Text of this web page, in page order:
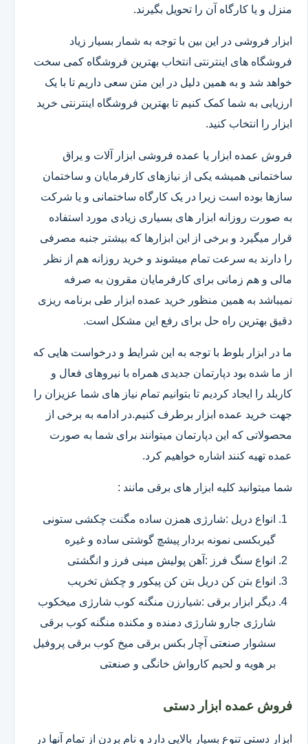
منزل و یا کارگاه آن را تحویل بگیرند.
ابزار فروشی در این بین با توجه به شمار بسیار زیاد
فروشگاه های اینترنتی انتخاب بهترین فروشگاه کمی سخت
خواهد شد و به همین دلیل در این متن سعی داریم تا با یک
ارزیابی به شما کمک کنیم تا بهترین فروشگاه اینترنتی خرید
ابزار را انتخاب کنید.
فروش عمده ابزار یا عمده فروشی ابزار آلات و یراق
ساختمانی همیشه یکی از نیازهای کارفرمایان و ساختمان
سازها بوده است زیرا در یک کارگاه ساختمانی و یا شرکت
به صورت روزانه ابزار های بسیاری زیادی مورد استفاده
قرار میگیرد و برخی از این ابزارها که بیشتر جنبه مصرفی
را دارند به سرعت تمام میشوند و خرید روزانه هم از نظر
مالی و هم زمانی برای کارفرمایان مقرون به صرفه
نمیباشد به همین منظور خرید عمده ابزار طی برنامه ریزی
دقیق بهترین راه حل برای رفع این مشکل است.
ما در ابزار بلوط با توجه به این شرایط و درخواست هایی که
از ما شده بود دپارتمان جدیدی همراه با نیروهای فعال و
کاربلد را ایجاد کردیم تا بتوانیم تمام نیاز های شما عزیزان را
جهت خرید عمده ابزار برطرف کنیم.در ادامه به برخی از
محصولاتی که این دپارتمان میتوانند برای شما به صورت
عمده تهیه کنند اشاره خواهیم کرد.
شما میتوانید کلیه ابزار های برقی مانند :
انواع دریل :شارژی همزن ساده مگنت چکشی ستونی
گیربکسی نمونه بردار پیشچ گوشتی ساده و غیره
انواع سنگ فرز :آهن پولیش مینی فرز و انگشتی
انواع بتن کن دریل بتن کن پیکور و چکش تخریب
دیگر ابزار برقی :شیارزن منگنه کوب شارژی میخکوب
شارژی جارو شارژی دمنده و مکنده منگنه کوب برقی
سشوار صنعتی آچار بکس برقی میخ کوب برقی پروفیل
بر هویه و لحیم کارواش خانگی و صنعتی
فروش عمده ابزار دستی
ابزار دستی تنوع بسیار بالایی دارد و نام بردن از تمام آنها در